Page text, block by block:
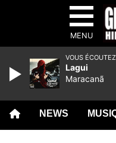
MENU
NEWS
VOUS
Lagui
Maracanã